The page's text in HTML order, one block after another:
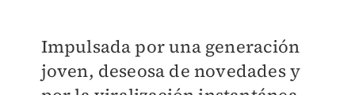
Impulsada por una generación
joven, deseosa de novedades y